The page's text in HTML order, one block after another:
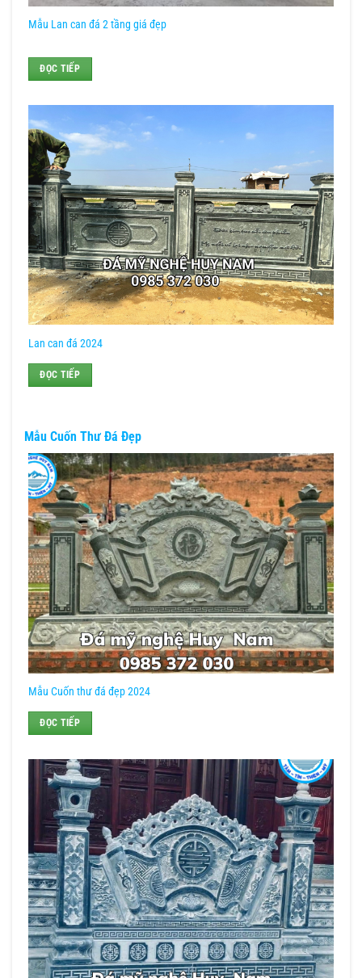
Mẫu Lan can đá 2 tầng giá đẹp
ĐỌC TIẾP
Lan can đá 2024
ĐỌC TIẾP
Mẫu Cuốn Thư Đá Đẹp
Mẫu Cuốn thư đá đẹp 2024
ĐỌC TIẾP